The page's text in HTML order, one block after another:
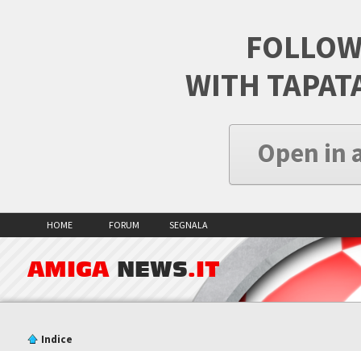
WITH
Open in
HOME FORUM SEGNALA
AMIGA NEWS.IT
Indice